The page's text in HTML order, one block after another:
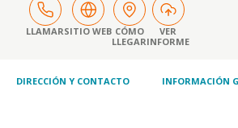
etc
LLAMARSITIO WEB CÓMO
LLEGAR
VER
INFORME
DIRECCIÓN Y CONTACTO INFORMACIÓN